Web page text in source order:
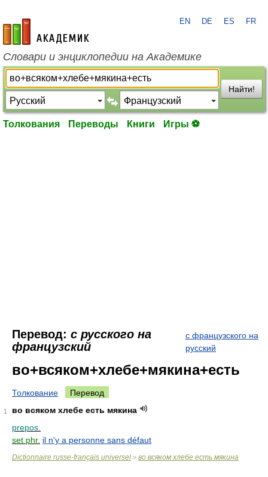
academic.ru
EN DE ES FR
Словари и энциклопедии на Академике
Найти!
Толкования Переводы Книги Игры ⚽
Перевод: с русского на
французский
с французского на
русский
во+всяком+хлебе+мякина+есть
Толкование Перевод
1
во всяком хлебе есть мякина
prepos.
set phr. il n'y a personne sans défaut
Dictionnaire russe-français universel > во всяком хлебе есть мякина